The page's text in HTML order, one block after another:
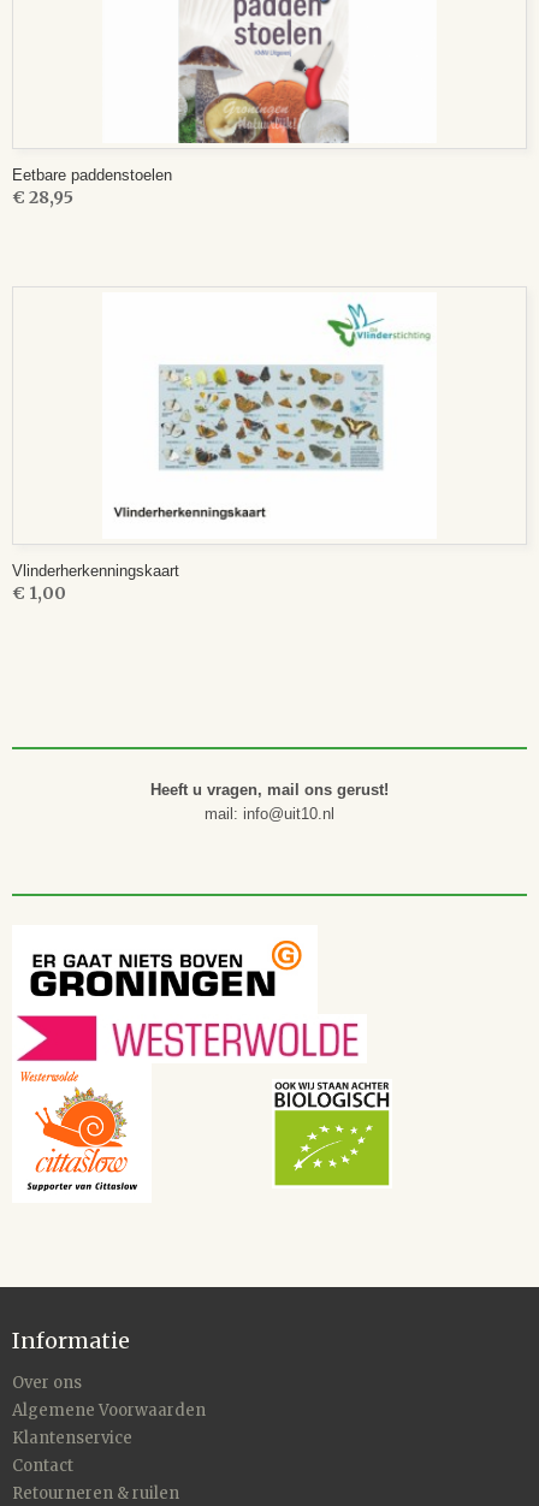
Eetbare paddenstoelen
€ 28,95
Vlinderherkenningskaart
€ 1,00
Heeft u vragen, mail ons gerust!
mail: info@uit10.nl
Informatie
Over ons
Algemene Voorwaarden
Klantenservice
Contact
Retourneren & ruilen